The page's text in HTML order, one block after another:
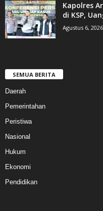
Kapolres
di KSP,
Agustus 6, 2026
SEMUA BERITA
Daerah
Pemerintahan
Peristiwa
Nasional
Hukum
Ekonomi
Pendidikan